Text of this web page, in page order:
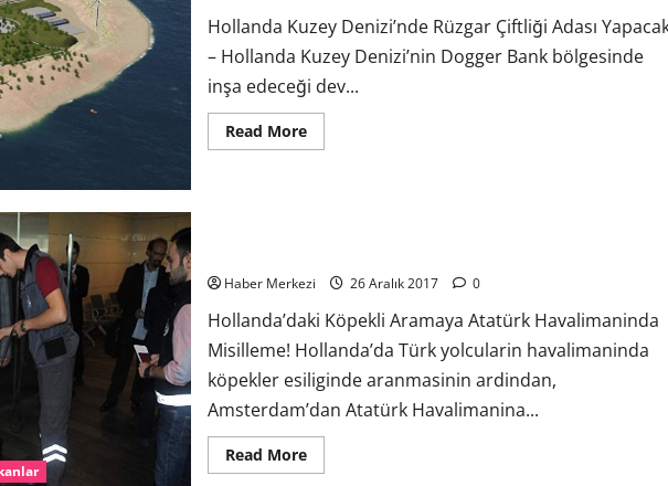
Hollanda Kuzey Denizi’nde Rüzgar Çiftliği Adası
– Hollanda Kuzey Denizi’nin Dogger Bank bölgesinde
inşa edeceği dev...
Read More
Haber Merkezi 26 Aralık 2017 0
Hollanda’daki Köpekli Aramaya Atatürk Havalimaninda
Misilleme! Hollanda’da Türk yolcularin havalimaninda
köpekler esiliginde aranmasinin ardindan,
Amsterdam’dan Atatürk Havalimanina...
Read More